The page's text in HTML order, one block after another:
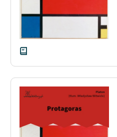
Kolekcje edukacyjne
twórców przechodzących
lektur szkolnych oraz
Starego Testamentu